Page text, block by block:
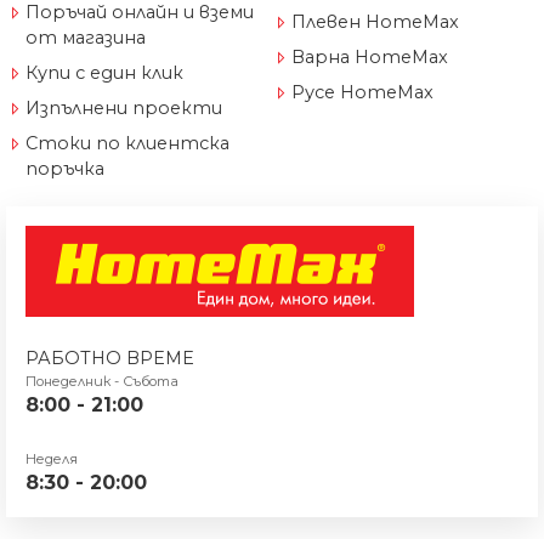
Поръчай онлайн и вземи
от магазина
Купи с един клик
Изпълнени проекти
Стоки по клиентска
поръчка
Плевен HomeMax
Варна HomeMax
Русе HomeMax
РАБОТНО ВРЕМЕ
Понеделник - Събота
8:00 - 21:00
Неделя
8:30 - 20:00